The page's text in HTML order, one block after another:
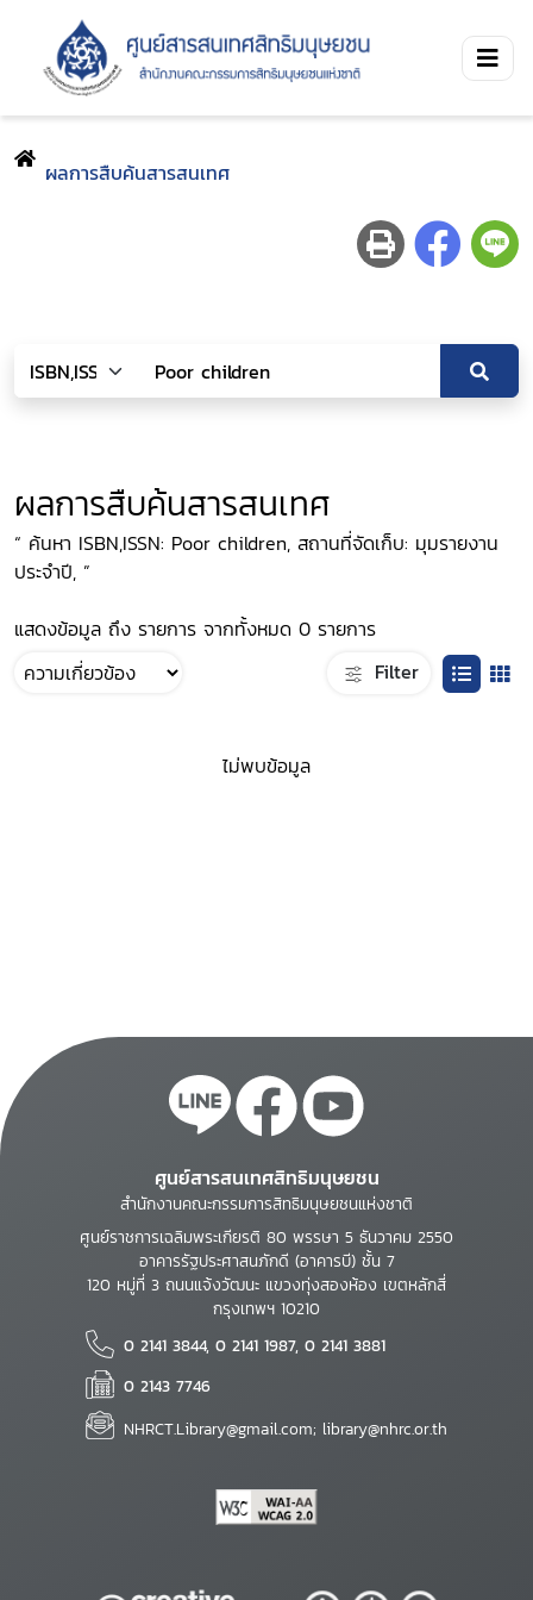
ผลการสืบค้นสารสนเทศ
ผลการสืบค้นสารสนเทศ
“ ค้นหา ISBN,ISSN: Poor children, สถานที่จัดเก็บ: มุมรายงาน
ประจำปี, ”
แสดงข้อมูล ถึง รายการ จากทั้งหมด 0 รายการ
Filter
ไม่พบข้อมูล
ศูนย์สารสนเทศสิทธิมนุษยชน
สำนักงานคณะกรรมการสิทธิมนุษยชนแห่งชาติ
ศูนย์ราชการเฉลิมพระเกียรติ 80 พรรษา 5 ธันวาคม 2550
อาคารรัฐประศาสนภักดี (อาคารบี) ชั้น 7
120 หมู่ที่ 3 ถนนแจ้งวัฒนะ แขวงทุ่งสองห้อง เขตหลักสี่
กรุงเทพฯ 10210
0 2141 3844, 0 2141 1987, 0 2141 3881
0 2143 7746
NHRCT.Library@gmail.com; library@nhrc.or.th